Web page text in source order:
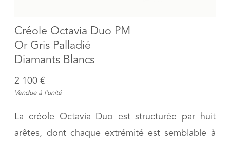
Créole Octavia Duo PM
Or Gris Palladié
Diamants Blancs
2 100 €
Vendue à l’unité
La créole Octavia Duo est structurée par huit
arêtes, dont chaque extrémité est semblable à